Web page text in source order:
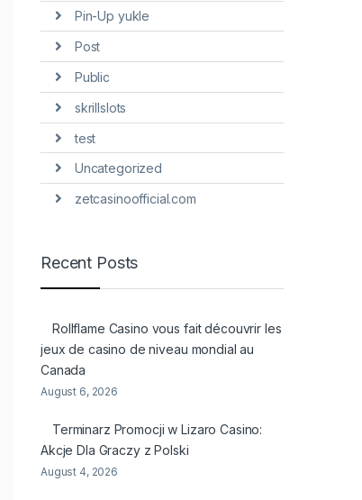
Pin-Up yukle
Post
Public
skrillslots
test
Uncategorized
zetcasinoofficial.com
Recent Posts
Rollflame Casino vous fait découvrir les
jeux de casino de niveau mondial au
Canada
August 6, 2026
Terminarz Promocji w Lizaro Casino:
Akcje Dla Graczy z Polski
August 4, 2026